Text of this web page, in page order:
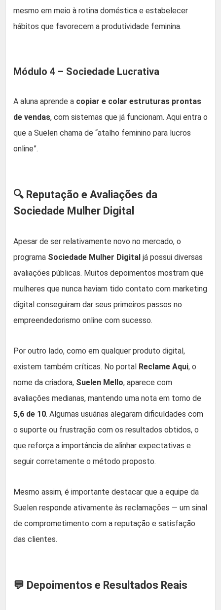
mesmo em meio à rotina doméstica e estabelecer
hábitos que favorecem a produtividade feminina.
Módulo 4 – Sociedade Lucrativa
A aluna aprende a copiar e colar estruturas prontas
de vendas, com sistemas que já funcionam. Aqui entra o
que a Suelen chama de “atalho feminino para lucros
online”.
🔍 Reputação e Avaliações da
Sociedade Mulher Digital
Apesar de ser relativamente novo no mercado, o
programa Sociedade Mulher Digital já possui diversas
avaliações públicas. Muitos depoimentos mostram que
mulheres que nunca haviam tido contato com marketing
digital conseguiram dar seus primeiros passos no
empreendedorismo online com sucesso.
Por outro lado, como em qualquer produto digital,
existem também críticas. No portal Reclame Aqui, o
nome da criadora, Suelen Mello, aparece com
avaliações medianas, mantendo uma nota em torno de
5,6 de 10. Algumas usuárias alegaram dificuldades com
o suporte ou frustração com os resultados obtidos, o
que reforça a importância de alinhar expectativas e
seguir corretamente o método proposto.
Mesmo assim, é importante destacar que a equipe da
Suelen responde ativamente às reclamações — um sinal
de comprometimento com a reputação e satisfação
das clientes.
💬 Depoimentos e Resultados Reais